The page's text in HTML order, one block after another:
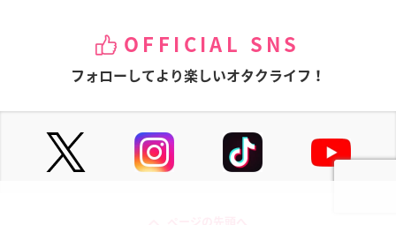
OFFICIAL SNS
フォローしてより楽しいオタクライフ！